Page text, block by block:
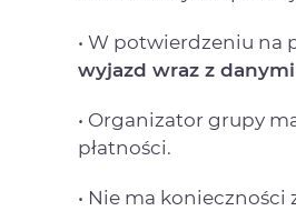
• W potwierdzeniu na
wyjazd wraz z
• Organizator grupy
płatności.
• Nie ma